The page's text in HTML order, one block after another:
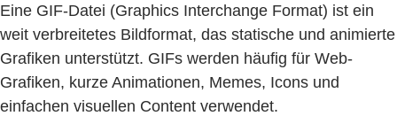
Eine GIF-Datei (Graphics Interchange Format) ist ein
weit verbreitetes Bildformat, das statische und animierte
Grafiken unterstützt. GIFs werden häufig für Web-
Grafiken, kurze Animationen, Memes, Icons und
einfachen visuellen Content verwendet.